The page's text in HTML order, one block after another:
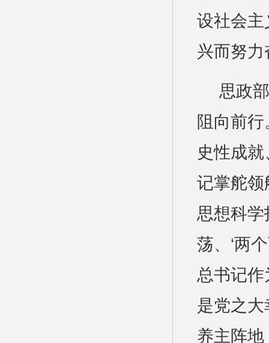
设社会
兴而努力
思政
阻向前
史性成
记掌舵
思想科学
荡、‘两
总书记
是党之
养主阵